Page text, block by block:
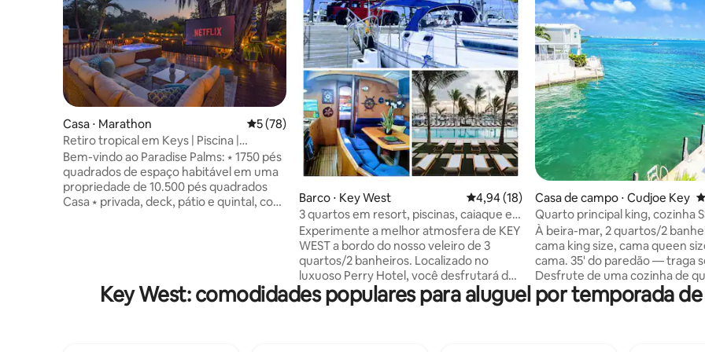
Casa ⋅ Marathon 5 de uma avaliação média de 5, 78 avaliações
5 (78)
Retiro tropical em Keys | Piscina |
Banheira de hidromassagem | Cinema
Bem-vindo ao Paradise Palms: ⭑ 1750 pés
quadrados de espaço habitável em uma
propriedade de 10.500 pés quadrados
Casa ⭑ privada, deck, pátio e quintal, com
seguro para até seis veículos,
estacionamento para reboque de barco,
Barco ⋅ Key West 4,94 de uma avaliação média de 5, 18
4,94 (18)
3 quartos em resort, piscinas, caiaque e
traslado grátis
Experimente a melhor atmosfera de KEY
WEST a bordo do nosso veleiro de 3
quartos/2 banheiros. Localizado no
luxuoso Perry Hotel, você desfrutará da
vida na água, das palmeiras e do ar
salgado. Vantagens gratuitas: caiaque,
Casa de campo ⋅ Cudjoe Key
Quarto principal king, cozinha
bicicletas, caiaques, VISTAS!
À beira-mar, 2 quartos/2
cama king size, cama queen
cama. 35' do paredão — traga
Desfrute de uma cozinha de
totalmente abastecida com
eletrodomésticos de aço
Key West: comodidades populares para aluguel por temporada